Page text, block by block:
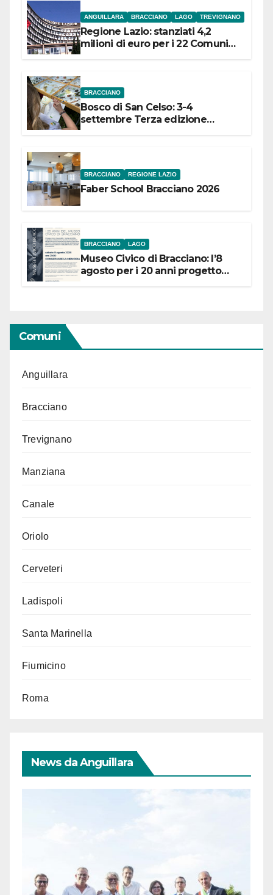
ANGUILLARA BRACCIANO LAGO TREVIGNANO
Regione Lazio: stanziati 4,2
milioni di euro per i 22 Comuni
BRACCIANO
Bosco di San Celso: 3-4
settembre Terza edizione
BRACCIANO REGIONE LAZIO
Faber School Bracciano 2026
BRACCIANO LAGO
Museo Civico di Bracciano: l’8
agosto per i 20 anni progetto
Comuni
Anguillara
Bracciano
Trevignano
Manziana
Canale
Oriolo
Cerveteri
Ladispoli
Santa Marinella
Fiumicino
Roma
News da Anguillara